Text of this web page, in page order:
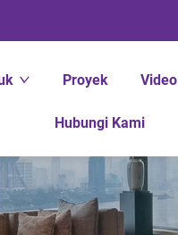
Proyek Video
Hubungi Kami